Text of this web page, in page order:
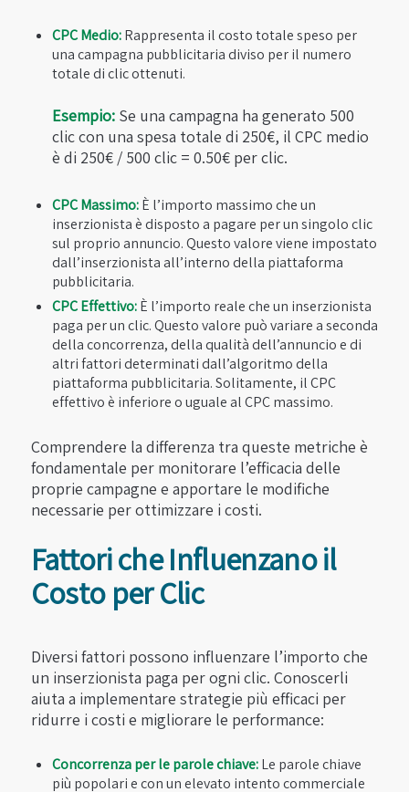
CPC Medio:Rappresenta il costo totale speso per
una campagna pubblicitaria diviso per il numero
totale di clic ottenuti.
Esempio:Se una campagna ha generato 500
clic con una spesa totale di 250€, il CPC medio
è di 250€ / 500 clic = 0.50€ per clic.
CPC Massimo:È l’importo massimo che un
inserzionista è disposto a pagare per un singolo clic
sul proprio annuncio. Questo valore viene impostato
dall’inserzionista all’interno della piattaforma
pubblicitaria.
CPC Effettivo:È l’importo reale che un inserzionista
paga per un clic. Questo valore può variare a seconda
della concorrenza, della qualità dell’annuncio e di
altri fattori determinati dall’algoritmo della
piattaforma pubblicitaria. Solitamente, il CPC
effettivo è inferiore o uguale al CPC massimo.
Comprendere la differenza tra queste metriche è
fondamentale per monitorare l’efficacia delle
proprie campagne e apportare le modifiche
necessarie per ottimizzare i costi.
Fattori che Influenzano il
Costo per Clic
Diversi fattori possono influenzare l’importo che
un inserzionista paga per ogni clic. Conoscerli
aiuta a implementare strategie più efficaci per
ridurre i costi e migliorare le performance:
Concorrenza per le parole chiave:Le parole chiave
più popolari e con un elevato intento commerciale